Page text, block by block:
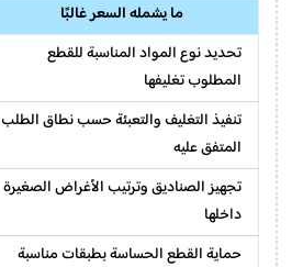
ما يشمله السعر غالبًا
تحديد نوع المواد المناسبة للقطع
المطلوب تغليفها
تنفيذ التغليف والتعبئة حسب نطاق الطلب
المتفق عليه
تجهيز الصناديق وترتيب الأغراض الصغيرة
داخلها
حماية القطع الحساسة بطبقات مناسبة